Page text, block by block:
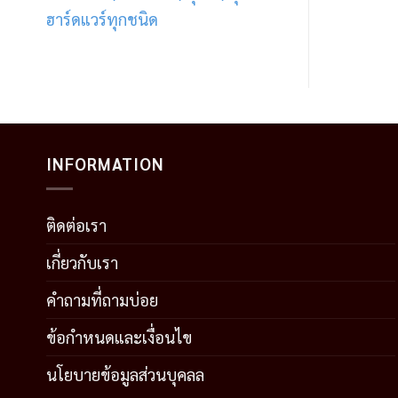
ฮาร์ดแวร์ทุกชนิด
INFORMATION
ติดต่อเรา
เกี่ยวกับเรา
คำถามที่ถามบ่อย
ข้อกำหนดและเงื่อนไข
นโยบายข้อมูลส่วนบุคลล